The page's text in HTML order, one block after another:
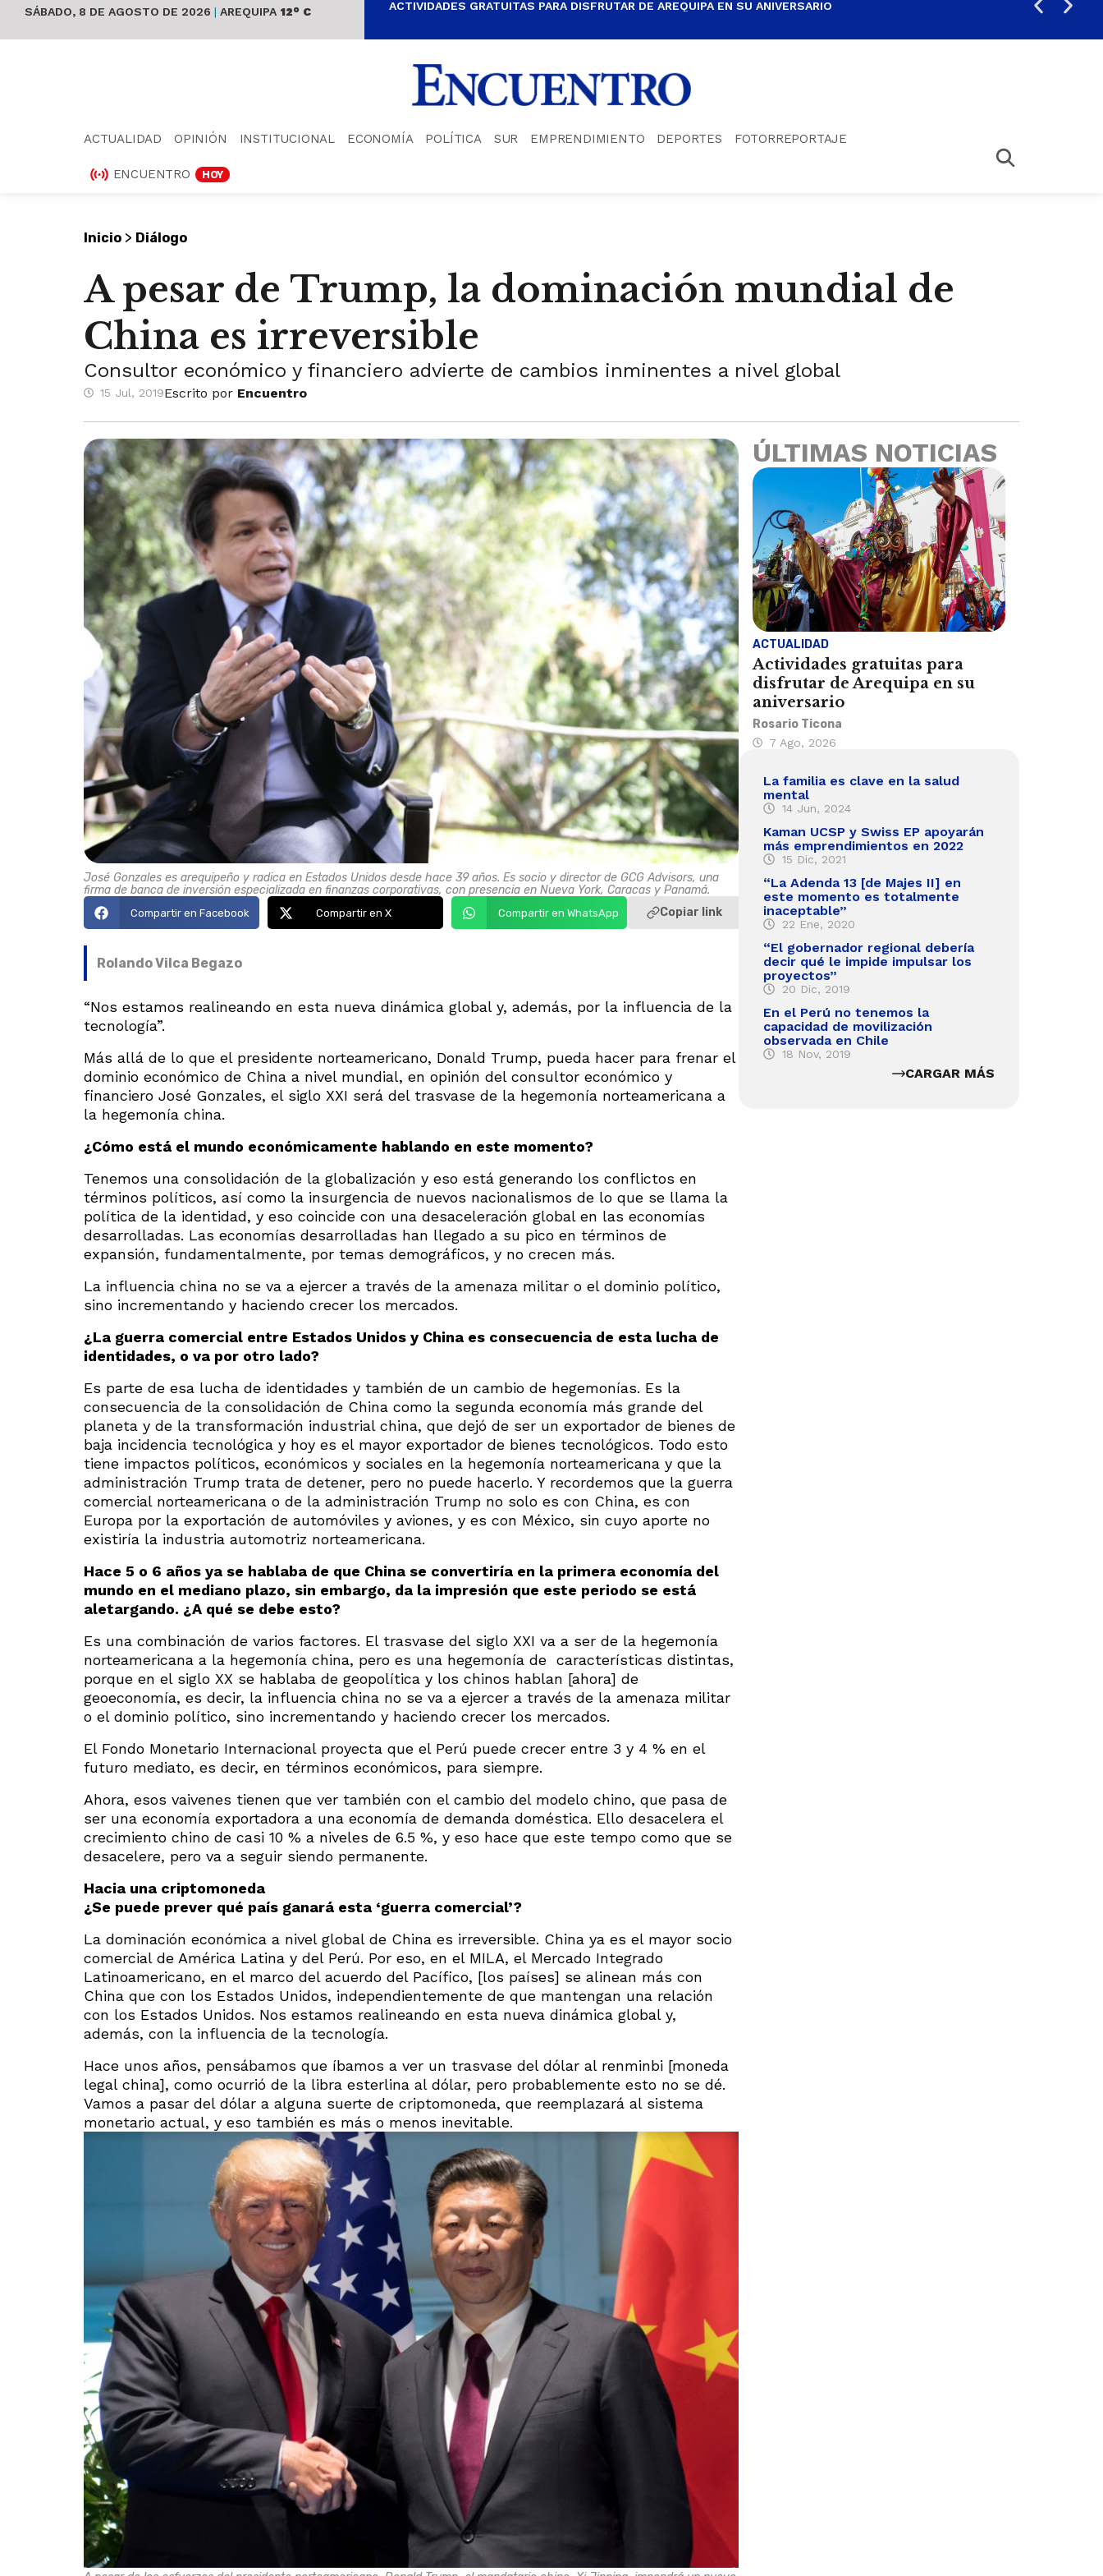
SÁBADO, 8 DE AGOSTO DE 2026 | AREQUIPA 12° C ACTIVIDADES GRATUITAS PARA DISFRUTAR DE AREQUIPA EN SU ANIVERSARIO
ACTUALIDAD OPINIÓN INSTITUCIONAL ECONOMÍA POLÍTICA SUR EMPRENDIMIENTO DEPORTES FOTORREPORTAJE
ENCUENTRO HOY
Inicio > Diálogo
A pesar de Trump, la dominación mundial de
China es irreversible
Consultor económico y financiero advierte de cambios inminentes a nivel global
15 Jul, 2019Escrito por Encuentro
José Gonzales es arequipeño y radica en Estados Unidos desde hace 39 años. Es socio y director de GCG Advisors, una
firma de banca de inversión especializada en finanzas corporativas, con presencia en Nueva York, Caracas y Panamá.
Compartir en Facebook Compartir en X Compartir en WhatsApp Copiar link
Rolando Vilca Begazo
“Nos estamos realineando en esta nueva dinámica global y, además, por la influencia de la
tecnología”.
Más allá de lo que el presidente norteamericano, Donald Trump, pueda hacer para frenar el
dominio económico de China a nivel mundial, en opinión del consultor económico y
financiero José Gonzales, el siglo XXI será del trasvase de la hegemonía norteamericana a
la hegemonía china.
¿Cómo está el mundo económicamente hablando en este momento?
Tenemos una consolidación de la globalización y eso está generando los conflictos en
términos políticos, así como la insurgencia de nuevos nacionalismos de lo que se llama la
política de la identidad, y eso coincide con una desaceleración global en las economías
desarrolladas. Las economías desarrolladas han llegado a su pico en términos de
expansión, fundamentalmente, por temas demográficos, y no crecen más.
La influencia china no se va a ejercer a través de la amenaza militar o el dominio político,
sino incrementando y haciendo crecer los mercados.
¿La guerra comercial entre Estados Unidos y China es consecuencia de esta lucha de
identidades, o va por otro lado?
Es parte de esa lucha de identidades y también de un cambio de hegemonías. Es la
consecuencia de la consolidación de China como la segunda economía más grande del
planeta y de la transformación industrial china, que dejó de ser un exportador de bienes de
baja incidencia tecnológica y hoy es el mayor exportador de bienes tecnológicos. Todo esto
tiene impactos políticos, económicos y sociales en la hegemonía norteamericana y que la
administración Trump trata de detener, pero no puede hacerlo. Y recordemos que la guerra
comercial norteamericana o de la administración Trump no solo es con China, es con
Europa por la exportación de automóviles y aviones, y es con México, sin cuyo aporte no
existiría la industria automotriz norteamericana.
Hace 5 o 6 años ya se hablaba de que China se convertiría en la primera economía del
mundo en el mediano plazo, sin embargo, da la impresión que este periodo se está
aletargando. ¿A qué se debe esto?
Es una combinación de varios factores. El trasvase del siglo XXI va a ser de la hegemonía
norteamericana a la hegemonía china, pero es una hegemonía de características distintas,
porque en el siglo XX se hablaba de geopolítica y los chinos hablan [ahora] de
geoeconomía, es decir, la influencia china no se va a ejercer a través de la amenaza militar
o el dominio político, sino incrementando y haciendo crecer los mercados.
El Fondo Monetario Internacional proyecta que el Perú puede crecer entre 3 y 4 % en el
futuro mediato, es decir, en términos económicos, para siempre.
Ahora, esos vaivenes tienen que ver también con el cambio del modelo chino, que pasa de
ser una economía exportadora a una economía de demanda doméstica. Ello desacelera el
crecimiento chino de casi 10 % a niveles de 6.5 %, y eso hace que este tempo como que se
desacelere, pero va a seguir siendo permanente.
Hacia una criptomoneda
¿Se puede prever qué país ganará esta ‘guerra comercial’?
La dominación económica a nivel global de China es irreversible. China ya es el mayor socio
comercial de América Latina y del Perú. Por eso, en el MILA, el Mercado Integrado
Latinoamericano, en el marco del acuerdo del Pacífico, [los países] se alinean más con
China que con los Estados Unidos, independientemente de que mantengan una relación
con los Estados Unidos. Nos estamos realineando en esta nueva dinámica global y,
además, con la influencia de la tecnología.
Hace unos años, pensábamos que íbamos a ver un trasvase del dólar al renminbi [moneda
legal china], como ocurrió de la libra esterlina al dólar, pero probablemente esto no se dé.
Vamos a pasar del dólar a alguna suerte de criptomoneda, que reemplazará al sistema
monetario actual, y eso también es más o menos inevitable.
ÚLTIMAS NOTICIAS
ACTUALIDAD
Actividades gratuitas para
disfrutar de Arequipa en su
aniversario
Rosario Ticona
7 Ago, 2026
La familia es clave en la salud
mental
14 Jun, 2024
Kaman UCSP y Swiss EP apoyarán
más emprendimientos en 2022
15 Dic, 2021
“La Adenda 13 [de Majes II] en
este momento es totalmente
inaceptable”
22 Ene, 2020
“El gobernador regional debería
decir qué le impide impulsar los
proyectos”
20 Dic, 2019
En el Perú no tenemos la
capacidad de movilización
observada en Chile
18 Nov, 2019
CARGAR MÁS